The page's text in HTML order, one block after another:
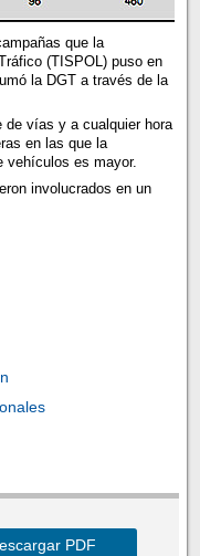
que la
(TISPOL) puso en
la DGT a través de la
de vías y a cualquier hora
en las que la
vehículos es mayor.
involucrados en un
PDF